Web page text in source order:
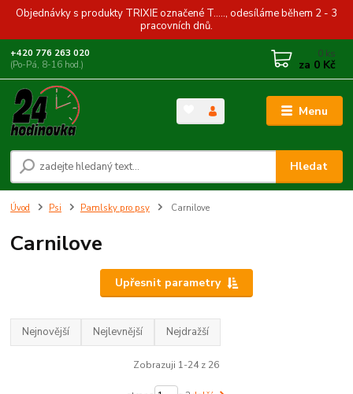
Objednávky s produkty TRIXIE označené T....., odesíláme během 2 - 3
pracovních dnů.
Menu
Hledat
+420 776 263 020
(Po-Pá, 8-16 hod.)
0 ks
za 0 Kč
Úvod Psi Pamlsky pro psy Carnilove
Carnilove
Upřesnit parametry
Nejnovější Nejlevnější Nejdražší
Zobrazuji 1-24 z 26